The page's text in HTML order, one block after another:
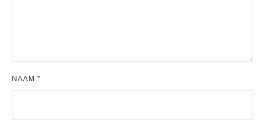
NAAM *